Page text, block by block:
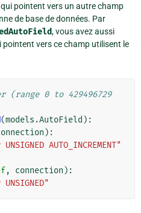
qui pointent vers un autre champ
de base de données. Par
, vous avez aussi
pointent vers ce champ utilisent le
(range 0 to 429496729
(models .AutoField ):
):
AUTO_INCREMENT"
, connection ):